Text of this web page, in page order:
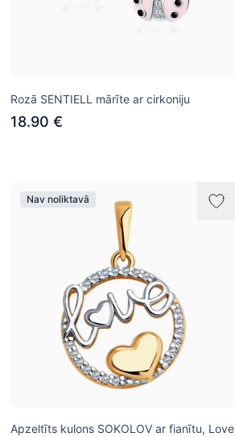
Rozā SENTIELL mārīte ar cirkoniju
18.90 €
Nav noliktavā
Apzeltīts kulons SOKOLOV ar fianītu, Love